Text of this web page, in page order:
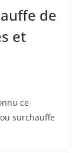
de
et
ce
surchauffe